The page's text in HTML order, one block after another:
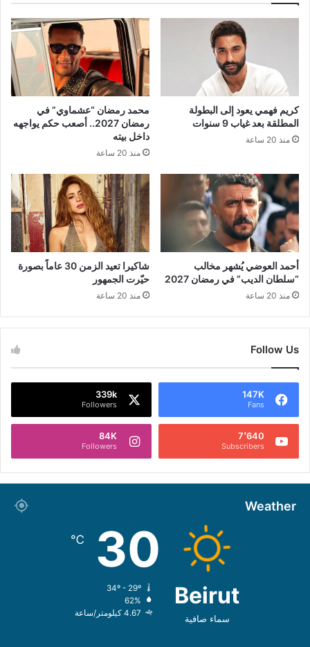
كريم فهمي يعود إلى البطولة
المطلقة بعد غياب 9 سنوات
منذ 20 ساعة
محمد رمضان “عشماوي” في
رمضان 2027.. أصعب حكم يواجهه
داخل بيته
منذ 20 ساعة
أحمد العوضي يُشهر مخالب
“سلطان الديب” في رمضان 2027
منذ 20 ساعة
شاكيرا تعيد الزمن 30 عاماً بصورة
حيّرت الجمهور
منذ 20 ساعة
Follow Us
147K
Fans
339k
Followers
7٬640
Subscribers
84K
Followers
Weather
Beirut
سماء صافية
30
℃
62%
4.67 كيلومتر/ساعة